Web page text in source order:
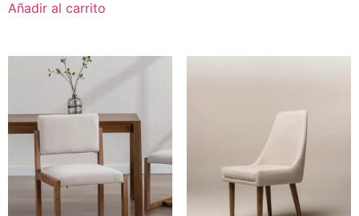
Añadir al carrito